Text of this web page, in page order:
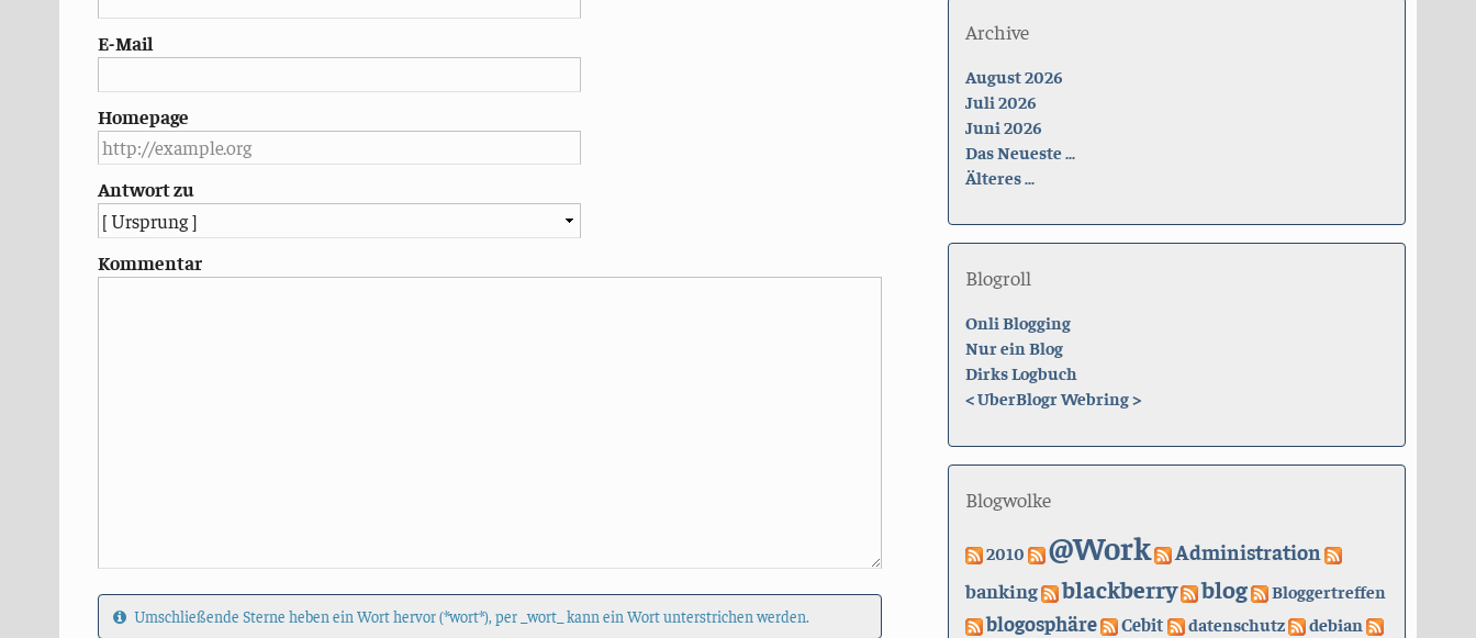
E-Mail
Homepage
Antwort zu
Kommentar
Umschließende Sterne heben ein Wort hervor (*wort*), per _wort_ kann ein Wort unterstrichen werden.
Archive
August 2026
Juli 2026
Juni 2026
Das Neueste ...
Älteres ...
Blogroll
Onli Blogging
Nur ein Blog
Dirks Logbuch
<UberBlogr Webring>
Blogwolke
2010 @Work Administration
banking blackberry blog Bloggertreffen
blogosphäre Cebit datenschutz
debian